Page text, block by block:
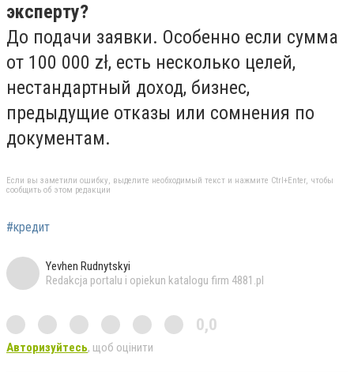
эксперту?
До подачи заявки. Особенно если сумма
от 100 000 zł, есть несколько целей,
нестандартный доход, бизнес,
предыдущие отказы или сомнения по
документам.
Если вы заметили ошибку, выделите необходимый текст и нажмите Ctrl+Enter, чтобы
сообщить об этом редакции
#кредит
Yevhen Rudnytskyi
Redakcja portalu i opiekun katalogu firm 4881.pl
0,0
Авторизуйтесь, щоб оцінити